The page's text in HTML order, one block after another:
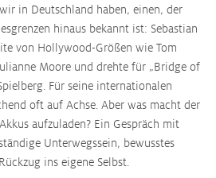
in Deutschland haben, einen, der
hinaus bekannt ist: Sebastian
von Hollywood-Größen wie Tom
Moore und drehte für „Bridge of
Für seine internationalen
oft auf Achse. Aber was macht der
aufzuladen? Ein Gespräch mit
Unterwegssein, bewusstes
ins eigene Selbst.